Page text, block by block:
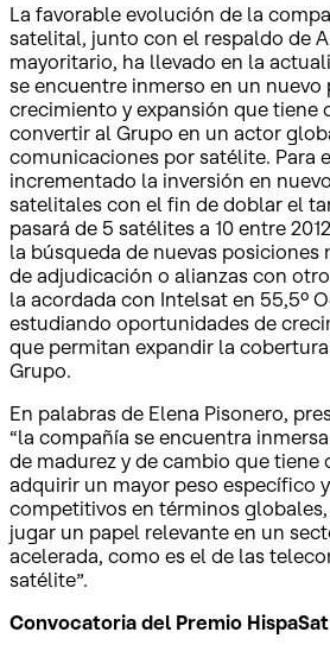
La favorable evolución de la
satelital, junto con el respaldo de
mayoritario, ha llevado en la
se encuentre inmerso en un nuevo
crecimiento y expansión que tiene
convertir al Grupo en un actor
comunicaciones por satélite. Para
incrementado la inversión en
satelitales con el fin de doblar el
pasará de 5 satélites a 10 entre
la búsqueda de nuevas posiciones
de adjudicación o alianzas con
la acordada con Intelsat en 55,5º
estudiando oportunidades de
que permitan expandir la
Grupo.
En palabras de Elena Pisonero,
“la compañía se encuentra
de madurez y de cambio que tiene
adquirir un mayor peso específico
competitivos en términos
jugar un papel relevante en un
acelerada, como es el de las
satélite”.
Convocatoria del Premio HispaSat